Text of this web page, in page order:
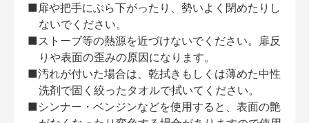
■扉や把手にぶら下がったり、勢いよく閉めたりし
ないでください。
■ストーブ等の熱源を近づけないでください。扉反
りや表面の歪みの原因になります。
■汚れが付いた場合は、乾拭きもしくは薄めた中性
洗剤で固く絞ったタオルで拭いてください。
■シンナー・ベンジンなどを使用すると、表面の艶